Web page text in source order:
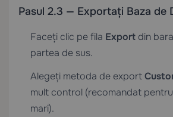
Pasul 2.3 — Exportați Baza de
Faceți clic pe fila Export din
partea de sus.
Alegeți metoda de export
mult control (recomandat
mari).